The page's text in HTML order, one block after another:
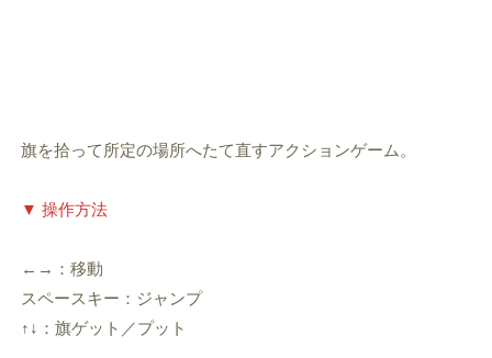
旗を拾って所定の場所へたて直すアクションゲーム。
▼ 操作方法
←→：移動
スペースキー：ジャンプ
↑↓：旗ゲット／プット